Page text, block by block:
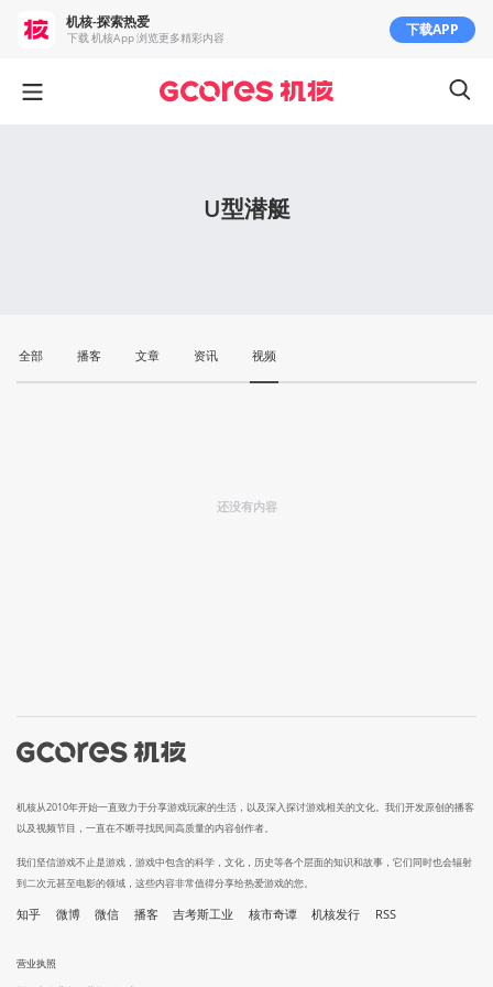
U型潜艇
全部 播客 文章 资讯 视频
还没有内容
机核从2010年开始一直致力于分享游戏玩家的生活，以及深入探讨游戏相关的文化。我们开发原创的播客
以及视频节目，一直在不断寻找民间高质量的内容创作者。
我们坚信游戏不止是游戏，游戏中包含的科学，文化，历史等各个层面的知识和故事，它们同时也会辐射
到二次元甚至电影的领域，这些内容非常值得分享给热爱游戏的您。
知乎 微博 微信 播客 吉考斯工业 核市奇谭 机核发行 RSS
营业执照
机核-探索热爱
下载 机核App 浏览更多精彩内容 下载APP